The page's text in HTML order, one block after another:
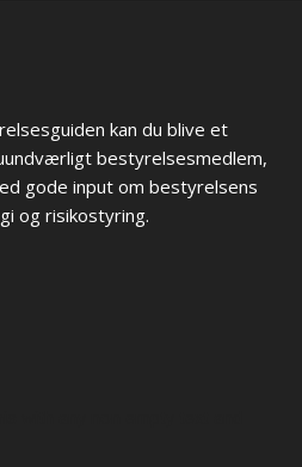
kan du blive et
bestyrelsesmedlem,
gode input om bestyrelsens
og risikostyring.